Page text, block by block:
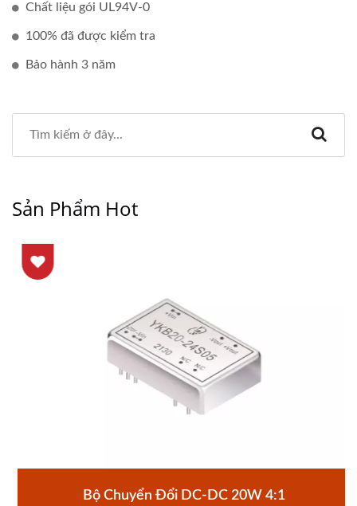
Chất liệu gói UL94V-0
100% đã được kiểm tra
Bảo hành 3 năm
Sản Phẩm Hot
Bộ Chuyển Đổi DC-DC 20W 4:1